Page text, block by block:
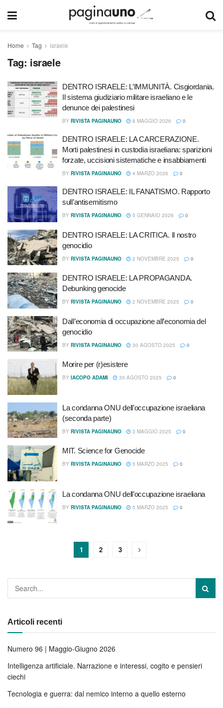
Home Tag israele
Tag: israele
DENTRO ISRAELE: L’IMMUNITÀ. Cisgiordania.
Il sistema giudiziario militare israeliano e le
denunce dei palestinesi
BY RIVISTA PAGINAUNO 8 MAGGIO 2026 0
DENTRO ISRAELE: LA CARCERAZIONE.
Morti palestinesi in custodia israeliana: sparizioni
forzate, uccisioni sistematiche e insabbiamenti
BY RIVISTA PAGINAUNO 4 MARZO 2026 0
DENTRO ISRAELE: IL FANATISMO. Rapporto
sull’antisemitismo
BY RIVISTA PAGINAUNO 5 GENNAIO 2026 0
DENTRO ISRAELE: LA CRITICA. Il nostro
genocidio
BY RIVISTA PAGINAUNO 2 NOVEMBRE 2025 0
DENTRO ISRAELE: LA PROPAGANDA.
Debunking genocide
BY RIVISTA PAGINAUNO 2 NOVEMBRE 2025 0
Dall’economia di occupazione all’economia del
genocidio
BY RIVISTA PAGINAUNO 30 AGOSTO 2025 0
Morire per (r)esistere
BY IACOPO ADAMI 30 AGOSTO 2025 0
La condanna ONU dell’occupazione israeliana
(seconda parte)
BY RIVISTA PAGINAUNO 3 MAGGIO 2025 0
MIT. Science for Genocide
BY RIVISTA PAGINAUNO 5 MARZO 2025 0
La condanna ONU dell’occupazione israeliana
BY RIVISTA PAGINAUNO 5 MARZO 2025 0
1 2 3
Articoli recenti
Numero 96 | Maggio-Giugno 2026
Intelligenza artificiale. Narrazione e interessi, cogito e pensieri
ciechi
Tecnologia e guerra: dal nemico interno a quello esterno